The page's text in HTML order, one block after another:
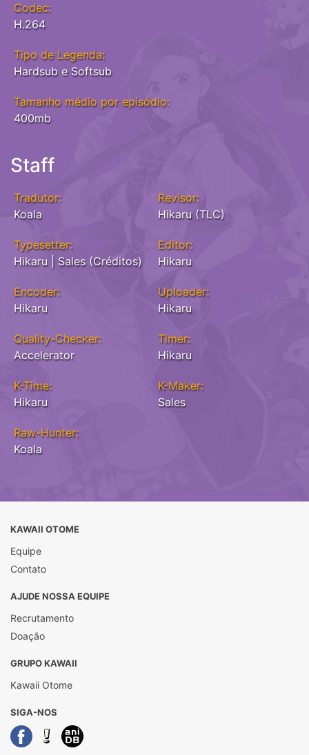
Codec:
H.264
Tipo de Legenda:
Hardsub e Softsub
Tamanho médio por episódio:
400mb
Staff
Tradutor:
Koala
Revisor:
Hikaru (TLC)
Typesetter:
Hikaru | Sales (Créditos)
Editor:
Hikaru
Encoder:
Hikaru
Uploader:
Hikaru
Quality-Checker:
Accelerator
Timer:
Hikaru
K-Time:
Hikaru
K-Maker:
Sales
Raw-Hunter:
Koala
KAWAII OTOME
Equipe
Contato
AJUDE NOSSA EQUIPE
Recrutamento
Doação
GRUPO KAWAII
Kawaii Otome
SIGA-NOS